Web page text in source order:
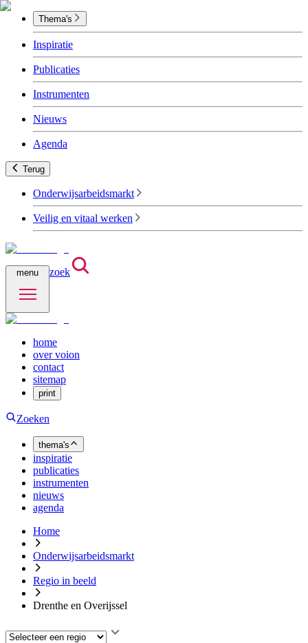
Thema's
Inspiratie
Publicaties
Instrumenten
Nieuws
Agenda
Terug
Onderwijsarbeidsmarkt
Veilig en vitaal werken
menu zoek
home
over voion
contact
sitemap
print
Zoeken
thema's
inspiratie
publicaties
instrumenten
nieuws
agenda
Home
Onderwijsarbeidsmarkt
Regio in beeld
Drenthe en Overijssel